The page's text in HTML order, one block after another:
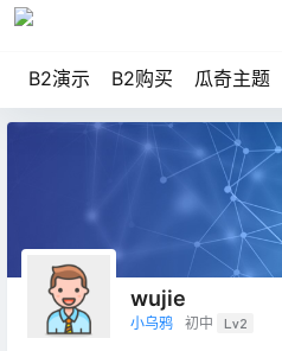
B2演示 B2购买 瓜奇主题
wujie
小乌鸦 初中 Lv2